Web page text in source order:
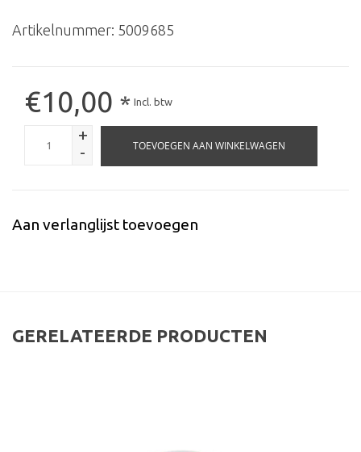
Artikelnummer: 5009685
€10,00 * Incl. btw
+
-
TOEVOEGEN AAN WINKELWAGEN
Aan verlanglijst toevoegen
GERELATEERDE PRODUCTEN